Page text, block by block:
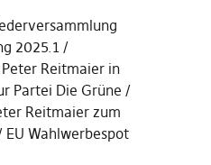
2025.1
Reitmaier in
Partei Die Grüne
Reitmaier zum
EU Wahlwerbespot